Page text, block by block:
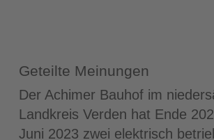
Geteilte Meinungen
Der Achimer Bauhof im
Landkreis Verden hat Ende
Juni 2023 zwei elektrisch